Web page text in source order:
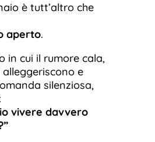
è tutt’altro che
aperto.
in cui il rumore cala,
e
silenziosa,
vivere davvero